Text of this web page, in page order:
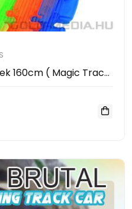
Mágikus autópálya elemek 160cm ( Magic Tracks - track piece 160cm)